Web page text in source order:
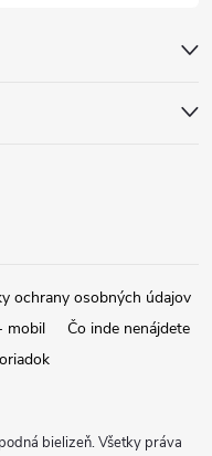
ochrany osobných údajov
mobil
Čo inde nenájdete
bielizeň. Všetky práva